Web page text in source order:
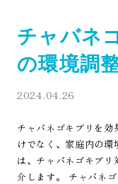
チャバネ
の環境調
2024.04.26
チャバネゴキブリを効
けでなく、家庭内の
は、チャバネゴキブ
介します。 チャバネ